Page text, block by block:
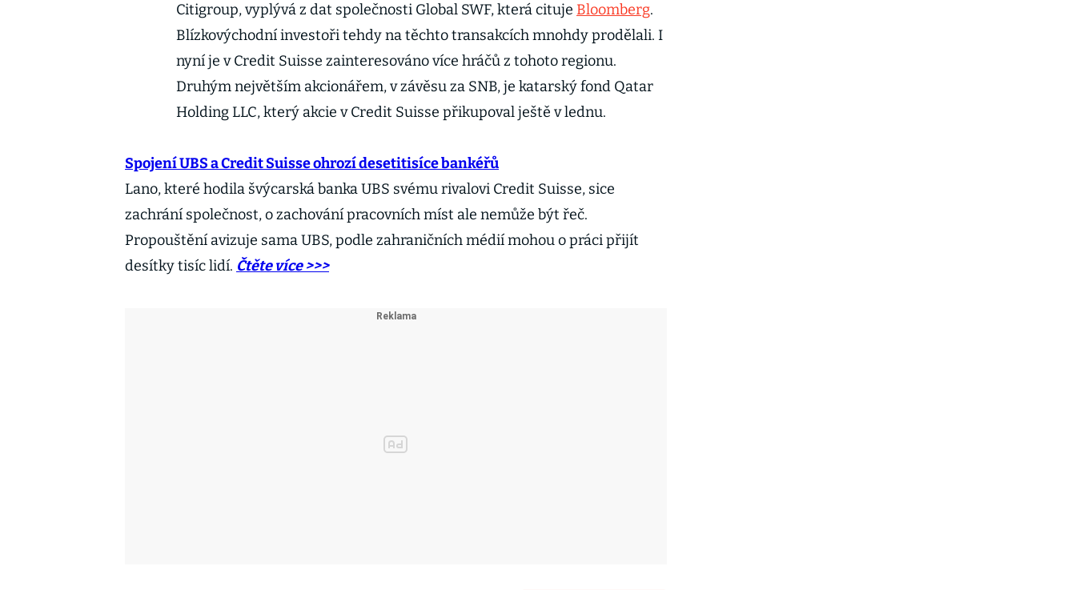
Citigroup, vyplývá z dat společnosti Global SWF, která cituje Bloomberg.
Blízkovýchodní investoři tehdy na těchto transakcích mnohdy prodělali. I
nyní je v Credit Suisse zainteresováno více hráčů z tohoto regionu.
Druhým největším akcionářem, v závěsu za SNB, je katarský fond Qatar
Holding LLC, který akcie v Credit Suisse přikupoval ještě v lednu.
Spojení UBS a Credit Suisse ohrozí desetitisíce bankéřů
Lano, které hodila švýcarská banka UBS svému rivalovi Credit Suisse, sice
zachrání společnost, o zachování pracovních míst ale nemůže být řeč.
Propouštění avizuje sama UBS, podle zahraničních médií mohou o práci přijít
desítky tisíc lidí. Čtěte více >>>